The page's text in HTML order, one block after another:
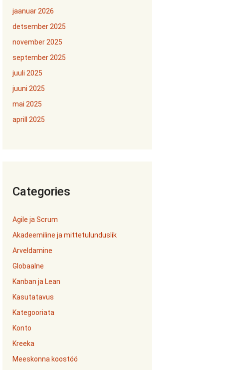
jaanuar 2026
detsember 2025
november 2025
september 2025
juuli 2025
juuni 2025
mai 2025
aprill 2025
Categories
Agile ja Scrum
Akadeemiline ja mittetulunduslik
Arveldamine
Globaalne
Kanban ja Lean
Kasutatavus
Kategooriata
Konto
Kreeka
Meeskonna koostöö